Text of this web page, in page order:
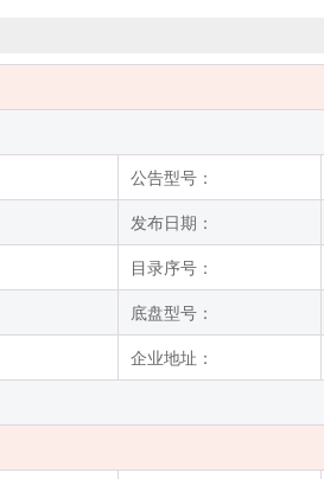
公告型号：
发布日期：
目录序号：
底盘型号：
企业地址：